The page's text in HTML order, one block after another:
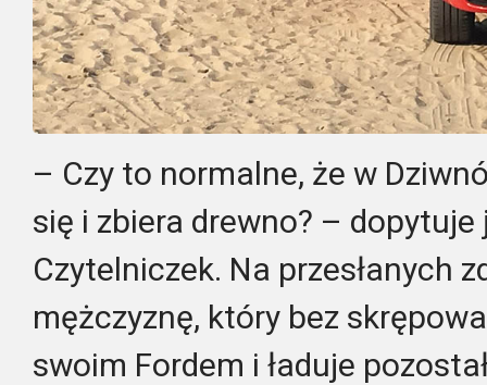
– Czy to normalne, że w
się i zbiera drewno? – dopytuje
Czytelniczek. Na przesłanych
mężczyznę, który bez
swoim Fordem i ładuje